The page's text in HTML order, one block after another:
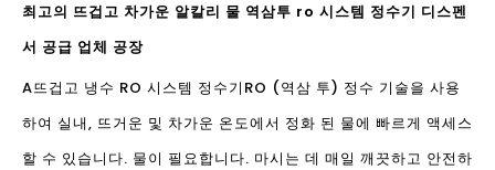
최고의 뜨겁고 차가운 알칼리 물 역삼투 ro 시스템 정수기 디스펜
서 공급 업체 공장
A뜨겁고 냉수 RO 시스템 정수기 RO (역삼 투) 정수 기술을 사용
하여 실내, 뜨거운 및 차가운 온도에서 정화 된 물에 빠르게 액세스
할 수 있습니다. 물이 필요합니다. 마시는 데 매일 깨끗하고 안전하